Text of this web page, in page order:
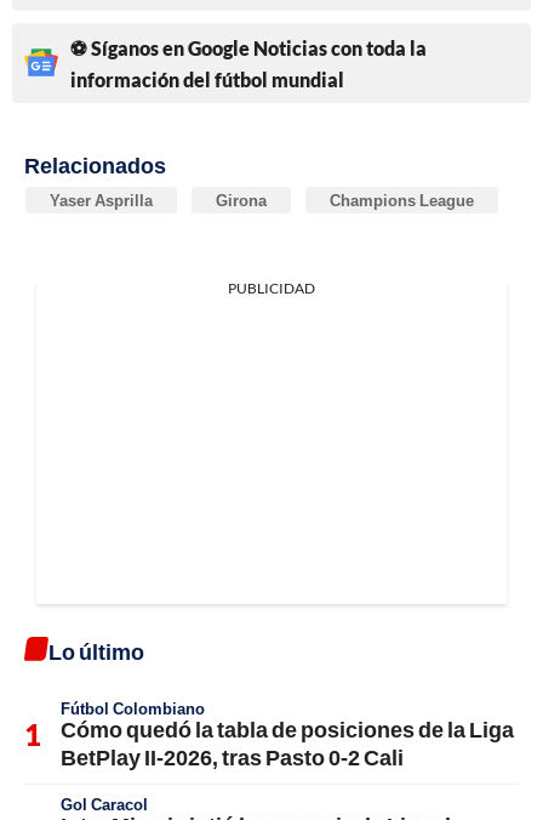
⚽ Síganos en Google Noticias con toda la
información del fútbol mundial
Relacionados
Yaser Asprilla Girona Champions League
PUBLICIDAD
Lo último
Fútbol Colombiano
Cómo quedó la tabla de posiciones de la Liga
BetPlay II-2026, tras Pasto 0-2 Cali
Gol Caracol